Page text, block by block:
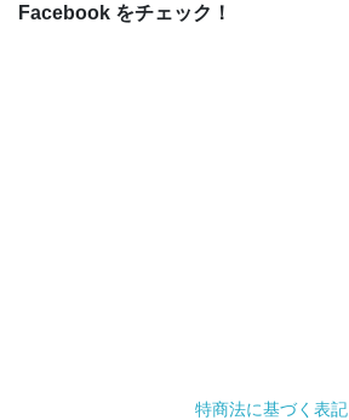
Facebook をチェック！
特商法に基づく表記